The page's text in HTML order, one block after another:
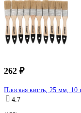
262 ₽
Плоская кисть, 25 мм, 10
4.7